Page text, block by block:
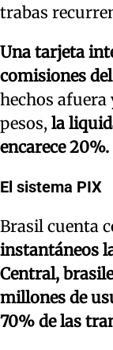
trabas
Una tarjeta
comisiones
hechos afuera
pesos, la
encarece 20%.
El sistema PIX
Brasil cuenta
instantáneos
Central,
millones de
70% de las